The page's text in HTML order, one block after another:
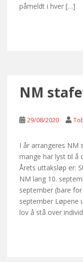
påmeldt i hver […]
NM
29/08/2020
I år arrangeres NM
mange har lyst til å
Årets uttaksløp er:
NM lang 10.
september (bare
september Løpene
lov å stå over